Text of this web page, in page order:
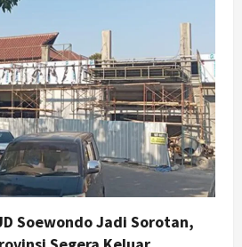
Soewondo Jadi Sorotan,